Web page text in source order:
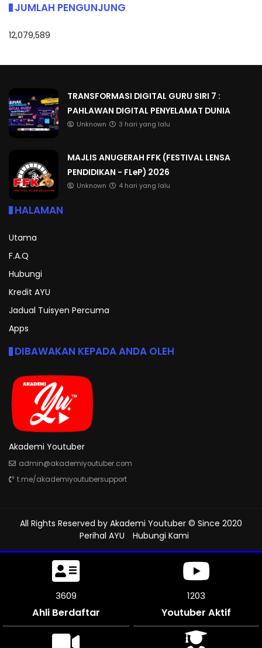
JUMLAH PENGUNJUNG
12,079,589
TRANSFORMASI DIGITAL GURU SIRI 7 :
PAHLAWAN DIGITAL PENYELAMAT DUNIA
Unknown 3 hari yang lalu
MAJLIS ANUGERAH FFK (FESTIVAL LENSA
PENDIDIKAN - FLeP) 2026
Unknown 4 hari yang lalu
HALAMAN
Utama
F.A.Q
Hubungi
Kredit AYU
Jadual Tuisyen Percuma
Apps
DIBAWAKAN KEPADA ANDA OLEH
Akademi Youtuber
admin@akademiyoutuber.com
t.me/akademiyoutubersupport
All Rights Reserved by Akademi Youtuber © Since 2020
Perihal AYU
Hubungi Kami
3987
Ahli Berdaftar
1312
Youtuber Aktif